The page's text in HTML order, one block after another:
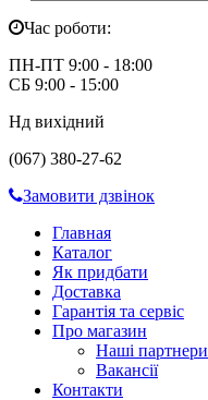
Час роботи:
ПН-ПТ 9:00 - 18:00
СБ 9:00 - 15:00
Нд вихідний
(067) 380-27-62
Замовити дзвінок
Главная
Каталог
Як придбати
Доставка
Гарантія та сервіс
Про магазин
Наші партнери
Вакансії
Контакти